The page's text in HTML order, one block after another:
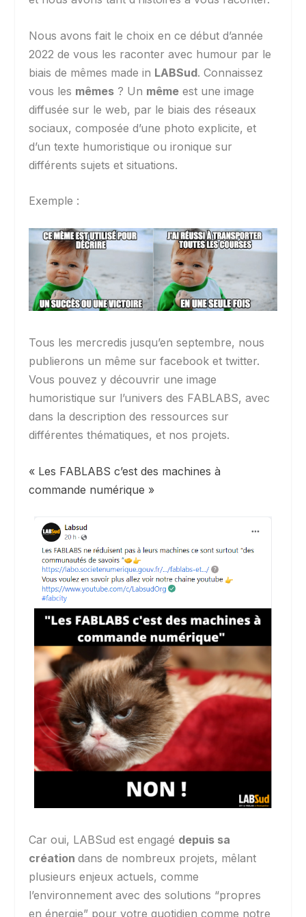
Nous avons fait le choix en ce début d’année
2022 de vous les raconter avec humour par le
biais de mêmes made in LABSud. Connaissez
vous les mêmes ? Un même est une image
diffusée sur le web, par le biais des réseaux
sociaux, composée d’une photo explicite, et
d’un texte humoristique ou ironique sur
différents sujets et situations.
Exemple :
Tous les mercredis jusqu’en septembre, nous
publierons un même sur facebook et twitter.
Vous pouvez y découvrir une image
humoristique sur l’univers des FABLABS, avec
dans la description des ressources sur
différentes thématiques, et nos projets.
« Les FABLABS c’est des machines à
commande numérique »
Car oui, LABSud est engagé depuis sa
créationdans de nombreux projets, mêlant
plusieurs enjeux actuels, comme
l’environnement avec des solutions “propres
en énergie” pour votre quotidien comme notre